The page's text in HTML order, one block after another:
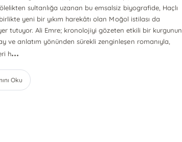
sultanlığa uzanan bu emsalsiz biyografide, Haçlı
yeni bir yıkım harekâtı olan Moğol istilası da
yer tutuyor. Ali Emre; kronolojiyi gözeten etkili bir kurgunun
ve anlatım yönünden sürekli zenginleşen romanıyla,
h...
Oku